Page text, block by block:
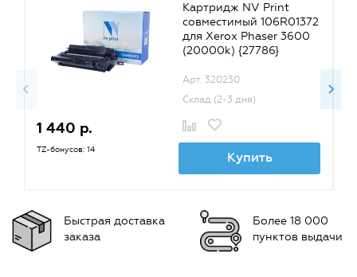
Картридж NV Print
совместимый 106R01372
для Xerox Phaser 3600
(20000k) {27786}
Арт. 320230
Склад (2-3 дня)
1 440 р.
TZ-бонусов: 14 Купить
Быстрая доставка
заказа
Более 18 000
пунктов выдачи